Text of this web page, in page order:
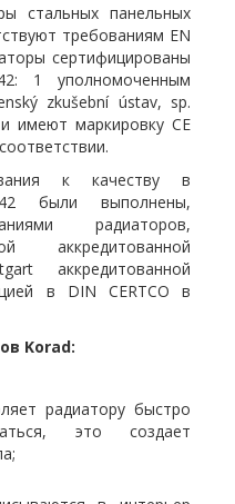
стальных панельных
требованиям EN
сертифицированы
1 уполномоченным
zkušební ústav, sp.
имеют маркировку CE
к качеству в
были выполнены,
радиаторов,
аккредитованной
аккредитованной
в DIN CERTCO в
Korad:
радиатору быстро
это создает